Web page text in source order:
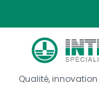
Qualité,